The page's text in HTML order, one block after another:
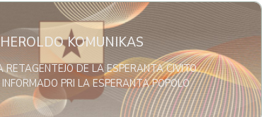
HEROLDO KOMUNIKAS
RETAGENTEJO DE LA ESPERANTA CIVITO
PRI LA ESPERANTA POPOLO